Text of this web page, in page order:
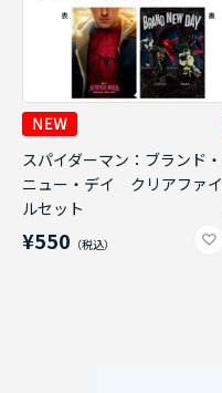
スパイダーマン：ブランド・
ニュー・デイ クリアファイ
ルセット
¥550